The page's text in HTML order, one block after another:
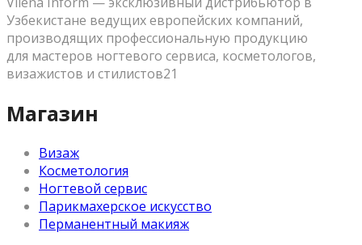
Узбекистане ведущих европейских компаний,
производящих профессиональную продукцию
для мастеров ногтевого сервиса, косметологов,
визажистов и стилистов21
Магазин
Визаж
Косметология
Ногтевой сервис
Парикмахерское искусство
Перманентный макияж